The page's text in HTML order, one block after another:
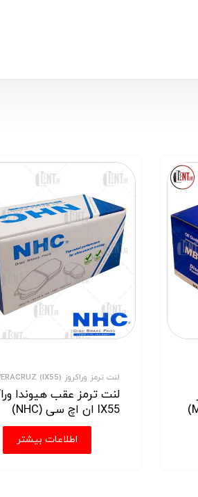
لنت ترمز وراکروز VERACRUZ (IX55)
لنت ترمز عقب هیوندا
IX55 ان اچ سی (NHC)
اطلاعات بیشتر